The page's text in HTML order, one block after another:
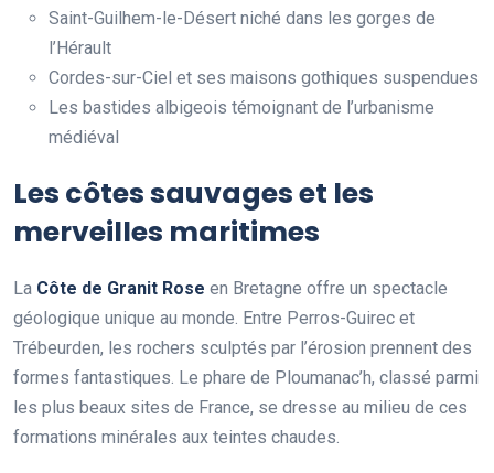
Saint-Guilhem-le-Désert niché dans les gorges de
l’Hérault
Cordes-sur-Ciel et ses maisons gothiques suspendues
Les bastides albigeois témoignant de l’urbanisme
médiéval
Les côtes sauvages et les
merveilles maritimes
La Côte de Granit Rose en Bretagne offre un spectacle
géologique unique au monde. Entre Perros-Guirec et
Trébeurden, les rochers sculptés par l’érosion prennent des
formes fantastiques. Le phare de Ploumanac’h, classé parmi
les plus beaux sites de France, se dresse au milieu de ces
formations minérales aux teintes chaudes.